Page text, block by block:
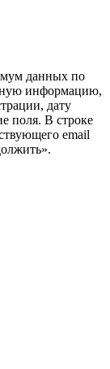
данных по
информацию,
дату
поля. В строке
email